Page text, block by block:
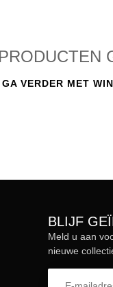
GA VERDER MET
BLIJF
Meld u aan
nieuwe